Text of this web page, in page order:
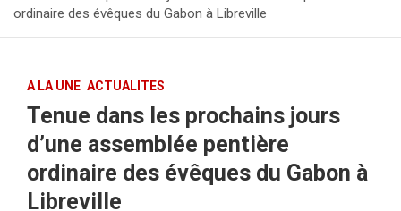
ordinaire des évêques du Gabon à Libreville
A LA UNE ACTUALITES
Tenue dans les prochains jours
d’une assemblée pentière
ordinaire des évêques du Gabon à
Libreville